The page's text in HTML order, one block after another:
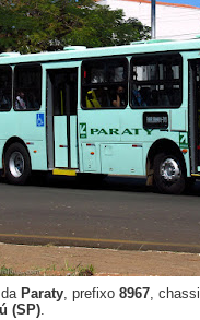
da Paraty, prefixo 8967, chassi
(SP).